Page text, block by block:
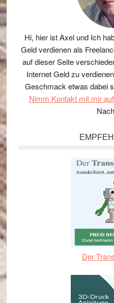
Hi, hier ist Axel und Ich
Geld verdienen als
auf dieser Seite
Internet Geld zu
Geschmack etwas dabei
Nimm Kontakt mit mir
Der